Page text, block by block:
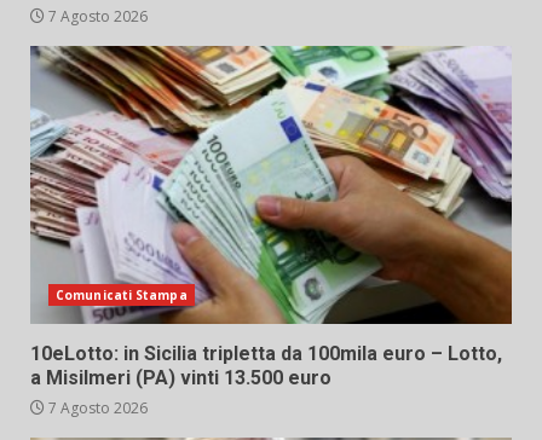
7 Agosto 2026
Comunicati Stampa
10eLotto: in Sicilia tripletta da 100mila euro – Lotto,
a Misilmeri (PA) vinti 13.500 euro
7 Agosto 2026